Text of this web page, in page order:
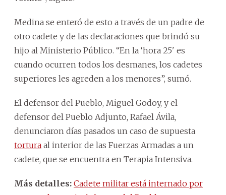
Medina se enteró de esto a través de un padre de
otro cadete y de las declaraciones que brindó su
hijo al Ministerio Público. “En la ‘hora 25' es
cuando ocurren todos los desmanes, los cadetes
superiores les agreden a los menores”, sumó.
El defensor del Pueblo, Miguel Godoy, y el
defensor del Pueblo Adjunto, Rafael Ávila,
denunciaron días pasados un caso de supuesta
tortura al interior de las Fuerzas Armadas a un
cadete, que se encuentra en Terapia Intensiva.
Más detalles: Cadete militar está internado por